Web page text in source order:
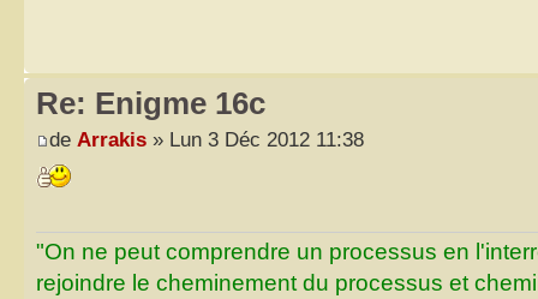
Re: Enigme 16c
de Arrakis » Lun 3 Déc 2012 11:38
"On ne peut comprendre un processus en
rejoindre le cheminement du processus et